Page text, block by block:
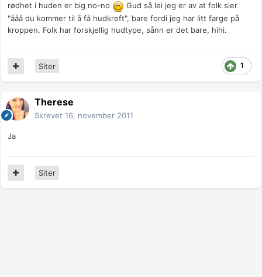
rødhet i huden er big no-no
Gud så lei jeg er av at folk sier
"ååå du kommer til å få hudkreft", bare fordi jeg har litt farge på
kroppen. Folk har forskjellig hudtype, sånn er det bare, hihi.
1
Siter
Therese
Skrevet 16. november 2011
Ja
Siter